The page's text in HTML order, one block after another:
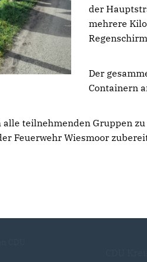
der
mehrere
Der
Containern
teilnehmenden Gruppen
Feuerwehr Wiesmoor